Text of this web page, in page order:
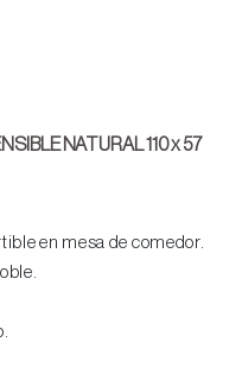
NATURAL 110 x 57
en mesa de comedor.